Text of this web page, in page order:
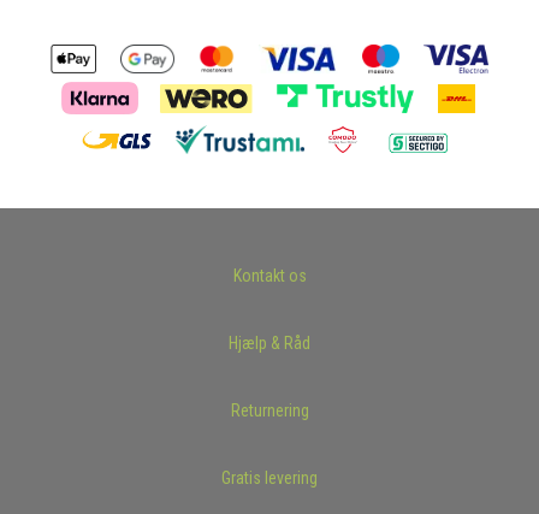
Kontakt os
Hjælp & Råd
Returnering
Gratis levering